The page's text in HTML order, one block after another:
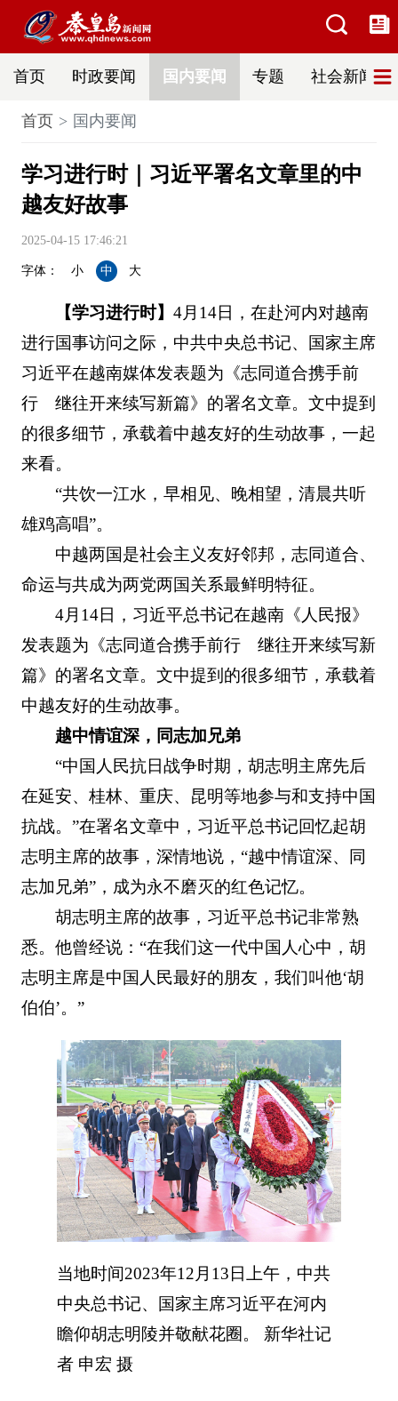
首页 时政要闻 国内要闻 专题 社会新闻
首页 国内要闻
学习进行时｜习近平署名文章里的中
越友好故事
2025-04-15 17:46:21
字体： 小 中 大
【学习进行时】4月14日，在赴河内对越南
进行国事访问之际，中共中央总书记、国家主席
习近平在越南媒体发表题为《志同道合携手前
行 继往开来续写新篇》的署名文章。文中提到
的很多细节，承载着中越友好的生动故事，一起
来看。
“共饮一江水，早相见、晚相望，清晨共听
雄鸡高唱”。
中越两国是社会主义友好邻邦，志同道合、
命运与共成为两党两国关系最鲜明特征。
4月14日，习近平总书记在越南《人民报》
发表题为《志同道合携手前行 继往开来续写新
篇》的署名文章。文中提到的很多细节，承载着
中越友好的生动故事。
越中情谊深，同志加兄弟
“中国人民抗日战争时期，胡志明主席先后
在延安、桂林、重庆、昆明等地参与和支持中国
抗战。”在署名文章中，习近平总书记回忆起胡
志明主席的故事，深情地说，“越中情谊深、同
志加兄弟”，成为永不磨灭的红色记忆。
胡志明主席的故事，习近平总书记非常熟
悉。他曾经说：“在我们这一代中国人心中，胡
志明主席是中国人民最好的朋友，我们叫他‘胡
伯伯’。”
当地时间2023年12月13日上午，中共
中央总书记、国家主席习近平在河内
瞻仰胡志明陵并敬献花圈。 新华社记
者 申宏 摄